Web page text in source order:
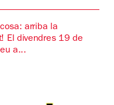
arriba la
El divendres 19 de
a...